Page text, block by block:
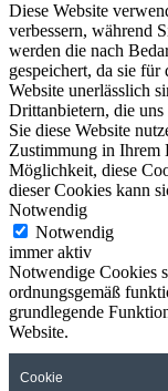
Diese Website
verbessern, während
werden die nach
gespeichert, da sie
Website unerlässlich
Drittanbietern, die
Sie diese Website
Zustimmung in Ihrem
Möglichkeit, diese
dieser Cookies kann
Notwendig
Notwendig
immer aktiv
Notwendige Cookies
ordnungsgemäß
grundlegende
Website.
Cookie